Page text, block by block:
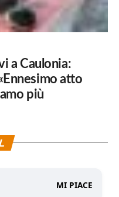
a Caulonia:
atto
più
MI PIACE